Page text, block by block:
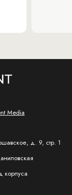
Media
д. 9, стр. 1
корпуса